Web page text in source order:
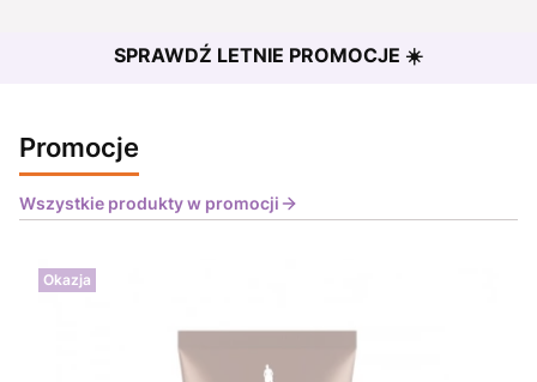
SPRAWDŹ LETNIE PROMOCJE ☀️
Promocje
Wszystkie produkty w promocji
Okazja